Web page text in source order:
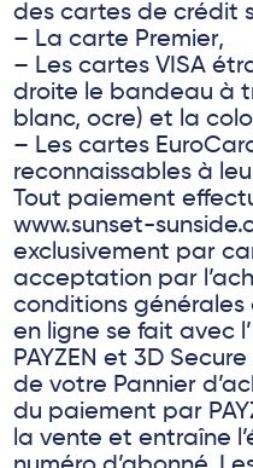
des cartes de crédit
– La carte Premier,
– Les cartes VISA
droite le bandeau à
blanc, ocre) et la
– Les cartes
reconnaissables à
Tout paiement
www.sunset-
exclusivement par
acceptation par
conditions
en ligne se fait avec
PAYZEN et 3D
de votre Pannier
du paiement par
la vente et entraîne